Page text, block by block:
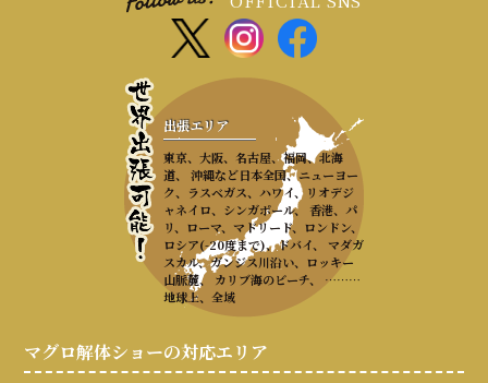
出張エリア
東京、大阪、名古屋、福岡、北海
道、 沖縄など日本全国、ニューヨー
ク、ラスベガス、ハワイ、リオデジ
ャネイロ、シンガポール、 香港、パ
リ、ローマ、マドリード、ロンドン、
ロシア(-20度まで)、ドバイ、 マダガ
スカル、ガンジス川沿い、ロッキー
山脈麓、 カリブ海のビーチ、 ………
地球上、全域
マグロ解体ショーの対応エリア